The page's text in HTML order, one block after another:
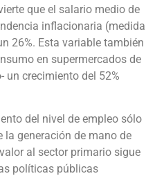
que el salario medio de
inflacionaria (medida
26%. Esta variable también
en supermercados de
un crecimiento del 52%
del nivel de empleo sólo
la generación de mano de
al sector primario sigue
políticas públicas